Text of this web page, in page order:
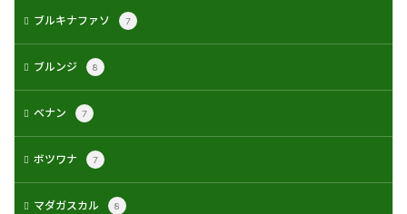
ブルキナファソ 7
ブルンジ 8
ベナン 7
ボツワナ 7
マダガスカル 8